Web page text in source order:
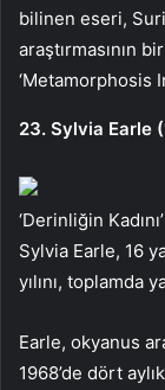
bilinen eseri,
araştırmasının
‘Metamorphosis
23. Sylvia Earle
‘Derinliğin
Sylvia Earle, 16
yılını, toplamda
Earle, okyanus
1968’de dört